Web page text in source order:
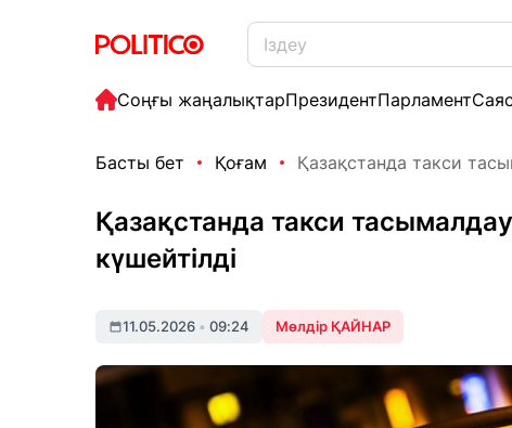
Соңғы жаңалықтарПрезидентПарламент
Басты бет Қоғам Қазақстанда такси
Қазақстанда такси
күшейтілді
11.05.2026 • 09:24 Мөлдір ҚАЙНАР